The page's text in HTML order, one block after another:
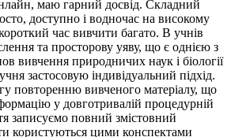
маю гарний досвід. Складний
доступно і водночас на високому
час вивчити багато. В учнів
та просторову уяву, що є однією з
вивчення природничих наук і біології
застосовую індивідуальний підхід.
повторенню вивченого матеріалу, що
у довготривалій процедурній
записуємо повний змістовний
користуються цими конспектами